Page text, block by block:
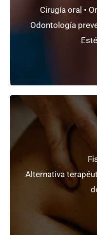
Cirugía oral •
Odontología
Clínica
Unproyecto único
Alternativa
Diagnóstico,
+